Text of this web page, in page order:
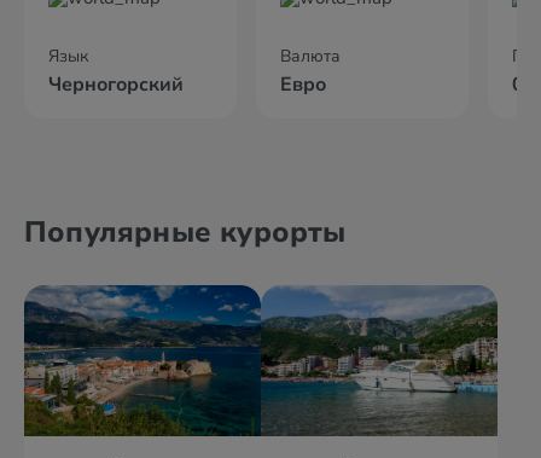
Язык
Черногорский
Валюта
Евро
Популярные курорты